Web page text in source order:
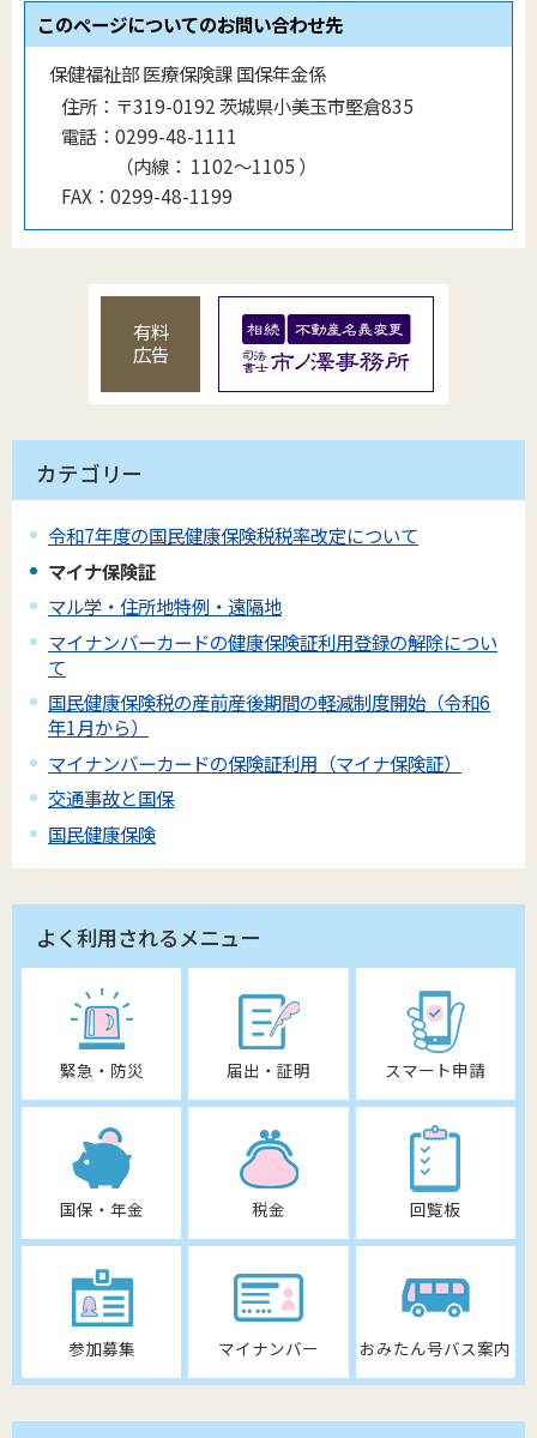
このページについてのお問い合わせ先
保健福祉部 医療保険課 国保年金係
住所： 〒319-0192 茨城県小美玉市堅倉835
電話： 0299-48-1111
（内線 ： 1102～1105 ）
FAX： 0299-48-1199
有料
広告
カテゴリー
令和7年度の国民健康保険税税率改定について
マイナ保険証
マル学・住所地特例・遠隔地
マイナンバーカードの健康保険証利用登録の解除につい
て
国民健康保険税の産前産後期間の軽減制度開始（令和6
年1月から）
マイナンバーカードの保険証利用（マイナ保険証）
交通事故と国保
国民健康保険
よく利用されるメニュー
緊急・防災 届出・証明 スマート申請
国保・年金 税金 回覧板
参加募集 マイナンバー おみたん号バス案内